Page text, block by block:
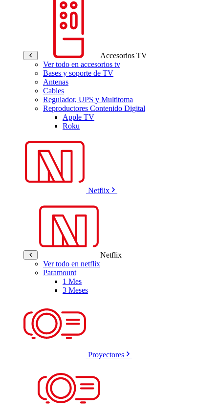
Accesorios TV
Ver todo en accesorios tv
Bases y soporte de TV
Antenas
Cables
Regulador, UPS y Multitoma
Reproductores Contenido Digital
Apple TV
Roku
Netflix
Netflix
Ver todo en netflix
Paramount
1 Mes
3 Meses
Proyectores